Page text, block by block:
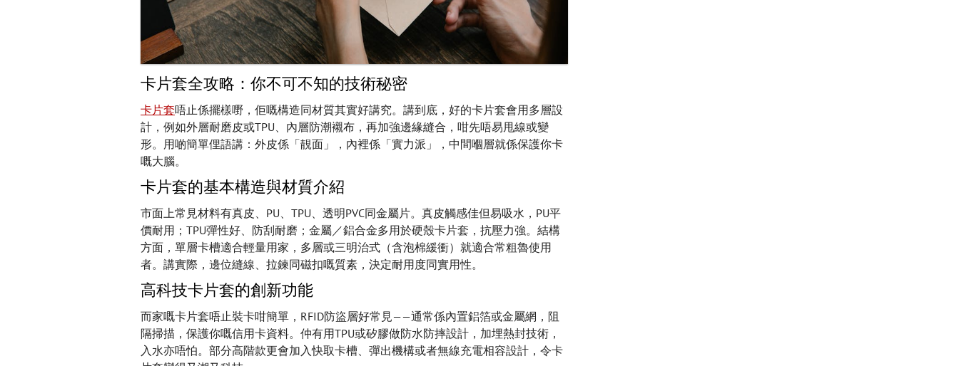
卡片套全攻略：你不可不知的技術秘密
卡片套唔止係擺樣嘢，佢嘅構造同材質其實好講究。講到底，好的卡片套會用多層設
計，例如外層耐磨皮或TPU、內層防潮襯布，再加強邊緣縫合，咁先唔易甩線或變
形。用啲簡單俚語講：外皮係「靚面」，內裡係「實力派」，中間嗰層就係保護你卡
嘅大腦。
卡片套的基本構造與材質介紹
市面上常見材料有真皮、PU、TPU、透明PVC同金屬片。真皮觸感佳但易吸水，PU平
價耐用；TPU彈性好、防刮耐磨；金屬／鋁合金多用於硬殼卡片套，抗壓力強。結構
方面，單層卡槽適合輕量用家，多層或三明治式（含泡棉緩衝）就適合常粗魯使用
者。講實際，邊位縫線、拉鍊同磁扣嘅質素，決定耐用度同實用性。
高科技卡片套的創新功能
而家嘅卡片套唔止裝卡咁簡單，RFID防盜層好常見——通常係內置鋁箔或金屬網，阻
隔掃描，保護你嘅信用卡資料。仲有用TPU或矽膠做防水防摔設計，加埋熱封技術，
入水亦唔怕。部分高階款更會加入快取卡槽、彈出機構或者無線充電相容設計，令卡